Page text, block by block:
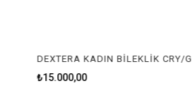
DEXTERA KADIN BİLEKLİK CRY/
₺15.000,00